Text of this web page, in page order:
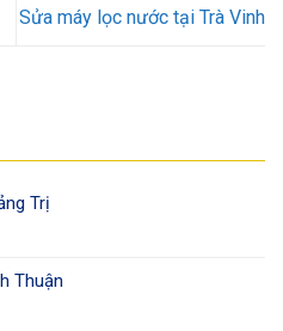
Sửa máy lọc nước tại Trà Vinh
Trị
Thuận